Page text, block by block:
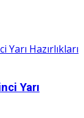
Yarı